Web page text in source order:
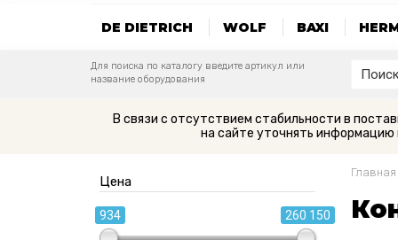
DE DIETRICH WOLF BAXI
Для поиска по каталогу введите артикул или
название оборудования
В связи с отсутствием стабильности в
на сайте уточнять информацию
Цена
934 260 150
Главная